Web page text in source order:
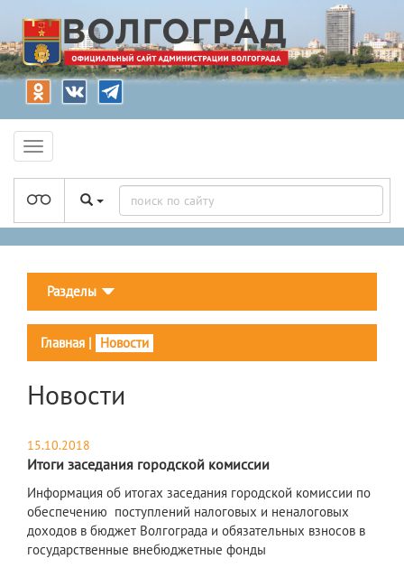
Разделы
Главная | Новости
Новости
15.10.2018
Итоги заседания городской комиссии
Информация об итогах заседания городской комиссии по
обеспечению поступлений налоговых и неналоговых
доходов в бюджет Волгограда и обязательных взносов в
государственные внебюджетные фонды